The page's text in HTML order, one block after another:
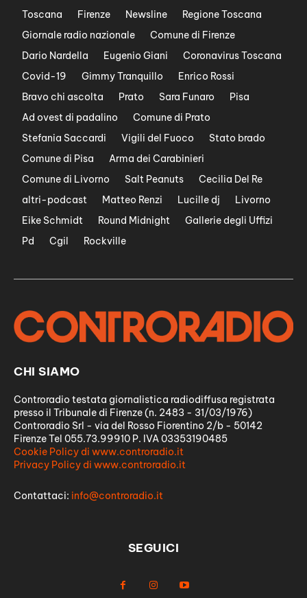
Toscana Firenze Newsline
Regione Toscana
Giornale radio nazionale
Comune di Firenze
Dario Nardella
Eugenio Giani
Coronavirus Toscana
Covid-19
Gimmy Tranquillo
Enrico Rossi
Bravo chi ascolta
Prato Sara Funaro
Pisa
Ad ovest di padalino
Comune di Prato
Stefania Saccardi
Vigili del Fuoco
Stato brado
Comune di Pisa
Arma dei Carabinieri
Comune di Livorno
Salt Peanuts
Cecilia Del Re
altri-podcast
Matteo Renzi Lucille dj
Livorno
Eike Schmidt
Round Midnight
Gallerie degli Uffizi
Pd
Cgil Rockville
CHI SIAMO
Controradio testata giornalistica radiodiffusa registrata
presso il Tribunale di Firenze (n. 2483 - 31/03/1976)
Controradio Srl - via del Rosso Fiorentino 2/b - 50142
Firenze Tel 055.73.99910 P. IVA 03353190485
Cookie Policy di www.controradio.it
Privacy Policy di www.controradio.it
Contattaci: info@controradio.it
SEGUICI